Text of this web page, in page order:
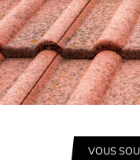
VOUS